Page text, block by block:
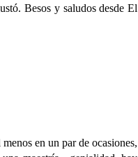
Besos y saludos desde El
en un par de ocasiones,